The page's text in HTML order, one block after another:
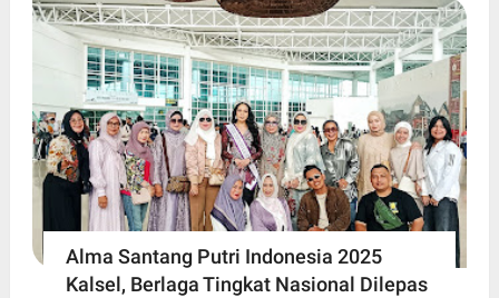
Alma Santang Putri Indonesia 2025
Kalsel, Berlaga Tingkat Nasional Dilepas